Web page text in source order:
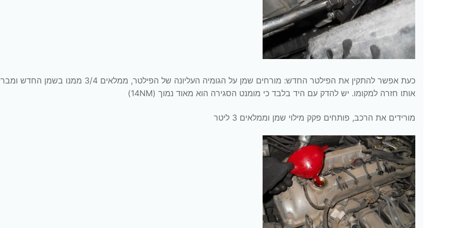
כעת אפשר להתקין את הפילטר החדש: מורחים שמן על הגומיה העליונה של הפילטר, ממלאים 3/4 ממנו
אותו חזרה למקומו. יש להדק עם היד בלבד כי מומנט הסגירה הוא מאוד נמוך (14NM)
מורידים את הרכב, פותחים פקק מילוי שמן וממלאים 3 ליטר